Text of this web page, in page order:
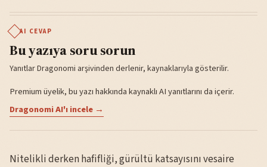
AI CEVAP
Bu yazıya soru sorun
Yanıtlar Dragonomi arşivinden derlenir, kaynaklarıyla gösterilir.
Premium üyelik, bu yazı hakkında kaynaklı AI yanıtlarını da içerir.
Dragonomi AI'ı incele →
Nitelikli derken hafifliği, gürültü katsayısını vesaire